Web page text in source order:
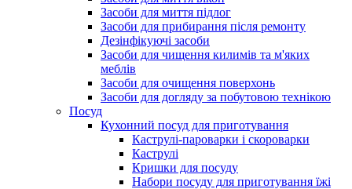
Засоби для миття підлог
Засоби для прибирання після ремонту
Дезінфікуючі засоби
Засоби для чищення килимів та м'яких
меблів
Засоби для очищення поверхонь
Засоби для догляду за побутовою технікою
Посуд
Кухонний посуд для приготування
Каструлі-пароварки і скороварки
Каструлі
Кришки для посуду
Набори посуду для приготування їжі